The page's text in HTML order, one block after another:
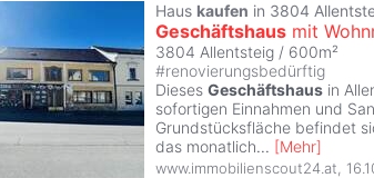
Haus kaufen in 3804
Geschäftshaus mit
3804 Allentsteig / 600m²
#renovierungsbedürftig
Dieses Geschäftshaus in
sofortigen Einnahmen und
Grundstücksfläche befindet
das monatlich... [Mehr]
www.immobilienscout24.at